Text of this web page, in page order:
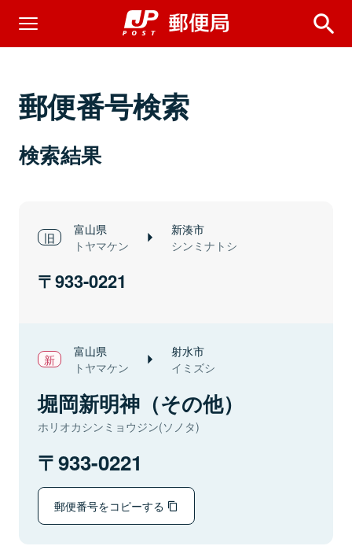
郵便番号検索
検索結果
富山県
トヤマケン
新湊市
シンミナトシ
933-0221
富山県
トヤマケン
射水市
イミズシ
堀岡新明神（その他）
ホリオカシンミョウジン(ソノタ)
933-0221
郵便番号をコピーする